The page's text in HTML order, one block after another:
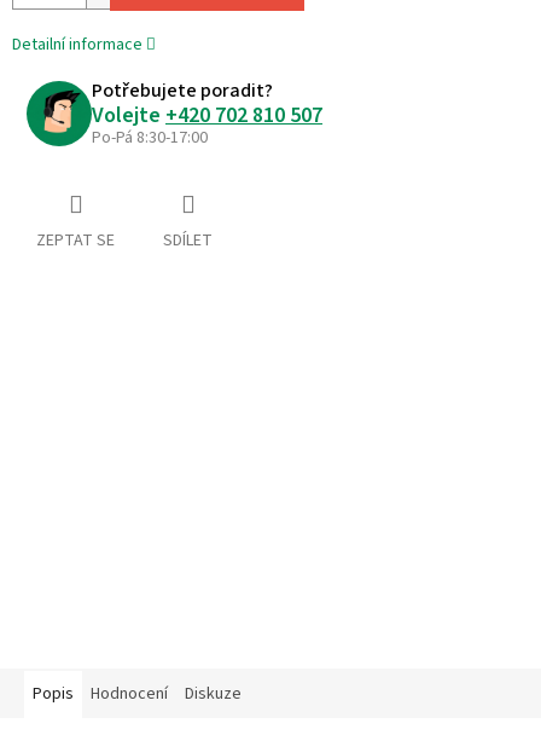
Detailní informace
Potřebujete poradit?
Volejte +420 702 810 507
Po-Pá 8:30-17:00
ZEPTAT SE SDÍLET
Popis Hodnocení Diskuze